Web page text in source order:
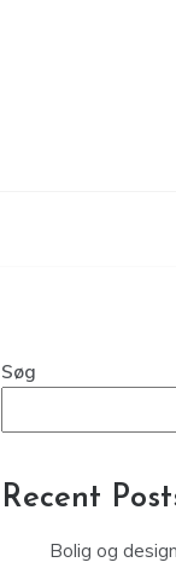
Søg
Recent
Bolig og